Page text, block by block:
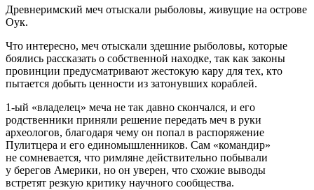
Древнеримский меч отыскали рыболовы, живущие на острове
Оук.
Что интересно, меч отыскали здешние рыболовы, которые
боялись рассказать о собственной находке, так как законы
провинции предусматривают жестокую кару для тех, кто
пытается добыть ценности из затонувших кораблей.
1-ый «владелец» меча не так давно скончался, и его
родственники приняли решение передать меч в руки
археологов, благодаря чему он попал в распоряжение
Пулитцера и его единомышленников. Сам «командир»
не сомневается, что римляне действительно побывали
у берегов Америки, но он уверен, что схожие выводы
встретят резкую критику научного сообщества.